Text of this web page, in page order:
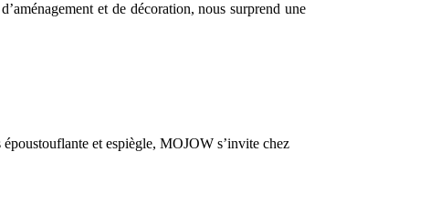
et de décoration, nous surprend une
et espiègle, MOJOW s’invite chez